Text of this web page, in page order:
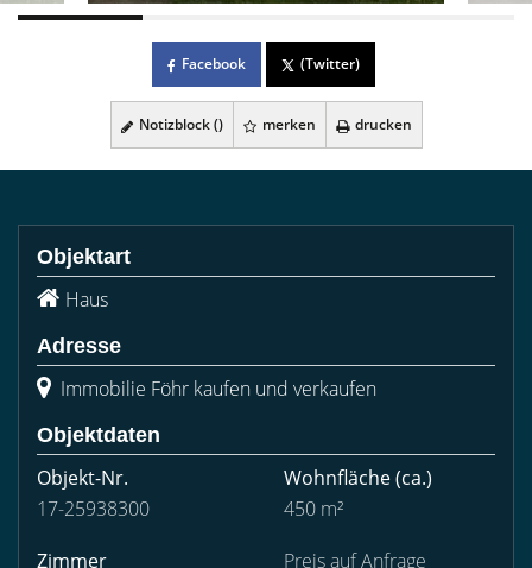
Facebook (Twitter)
Notizblock () merken drucken
Objektart
Haus
Adresse
Immobilie Föhr kaufen und verkaufen
Objektdaten
Objekt-Nr.
17-25938300
Wohnfläche(ca.)
450 m²
Zimmer
Preis auf Anfrage